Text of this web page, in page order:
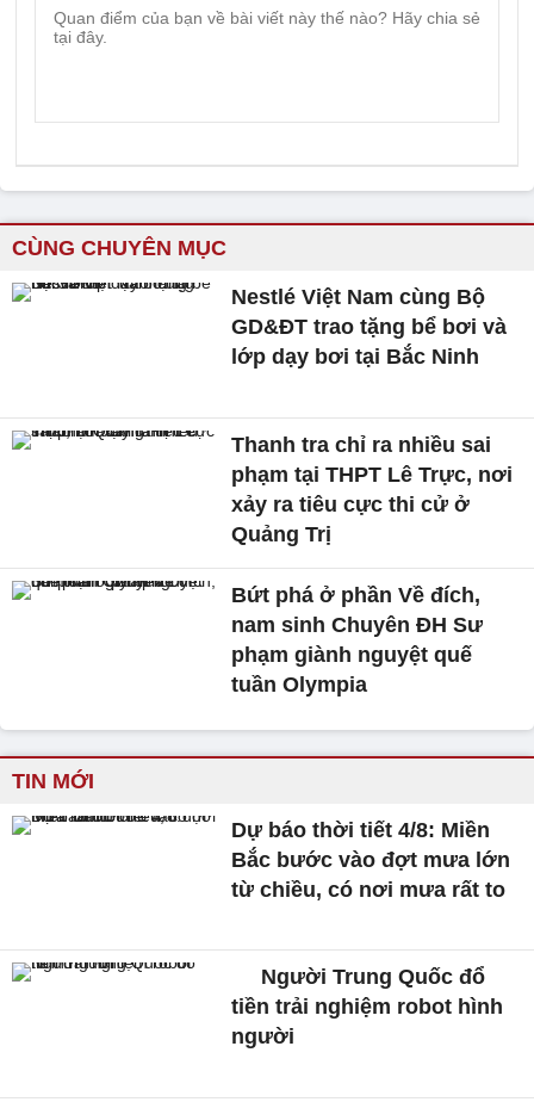
CÙNG CHUYÊN MỤC
Nestlé Việt Nam cùng Bộ
GD&ĐT trao tặng bể bơi và
lớp dạy bơi tại Bắc Ninh
Thanh tra chỉ ra nhiều sai
phạm tại THPT Lê Trực, nơi
xảy ra tiêu cực thi cử ở
Quảng Trị
Bứt phá ở phần Về đích,
nam sinh Chuyên ĐH Sư
phạm giành nguyệt quế
tuần Olympia
TIN MỚI
Dự báo thời tiết 4/8: Miền
Bắc bước vào đợt mưa lớn
từ chiều, có nơi mưa rất to
Người Trung Quốc đổ
tiền trải nghiệm robot hình
người